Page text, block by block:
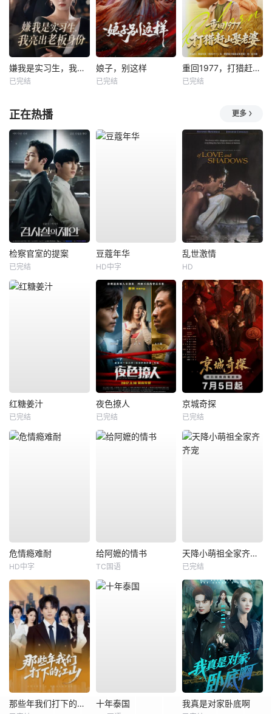
嫌我是实习生，我亮出老板身份
已完结
娘子，别这样
已完结
重回1977，打猎赶山娶老婆
已完结
正在热播 更多
检察官室的提案
已完结
豆蔻年华
HD中字
乱世激情
HD
红糖姜汁
已完结
夜色撩人
已完结
京城奇探
已完结
危情瘾难耐
HD中字
给阿嬷的情书
TC国语
天降小萌祖全家齐齐宠
已完结
那些年我们打下的江山 十年泰国 我真是对家卧底啊